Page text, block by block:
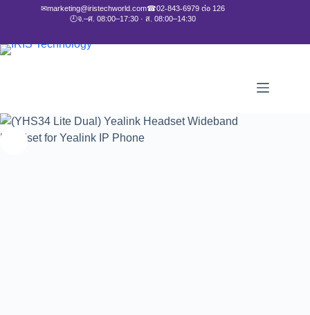
✉marketing@iristechworld.com☎02-843-6979 ต่อ 126
🕘จ.–ศ. 08:00–17:30 · ส. 08:00–14:30